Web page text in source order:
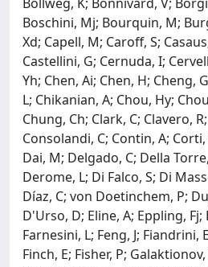
Boschini, Mj; Bourquin, M;
Xd; Capell, M; Caroff, S;
Castellini, G; Cernuda, I;
Yh; Chen, Ai; Chen, H; Cheng,
L; Chikanian, A; Chou, Hy;
Chung, Ch; Clark, C; Clavero,
Consolandi, C; Contin, A; Corti,
Dai, M; Delgado, C; Della
Derome, L; Di Falco, S; Di
Díaz, C; von Doetinchem, P;
D'Urso, D; Eline, A; Eppling, Fj;
Farnesini, L; Feng, J; Fiandrini,
Finch, E; Fisher, P;